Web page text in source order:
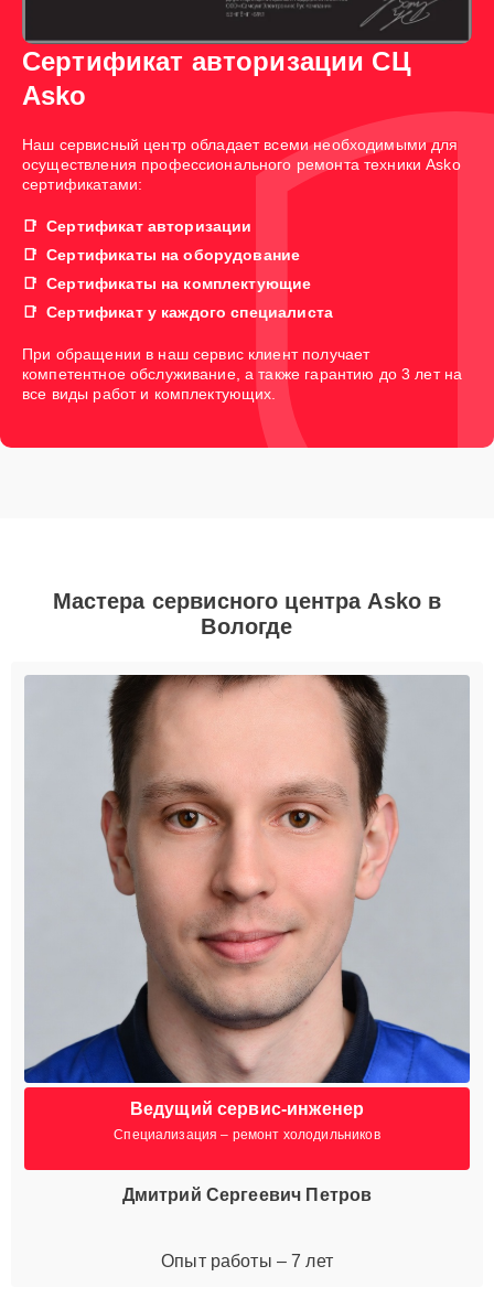
Сертификат авторизации СЦ
Asko
Наш сервисный центр обладает всеми необходимыми для
осуществления профессионального ремонта техники Asko
сертификатами:
Сертификат авторизации
Сертификаты на оборудование
Сертификаты на комплектующие
Сертификат у каждого специалиста
При обращении в наш сервис клиент получает
компетентное обслуживание, а также гарантию до 3 лет на
все виды работ и комплектующих.
Мастера сервисного центра Asko в
Вологде
Ведущий сервис-инженер
Специализация – ремонт холодильников
Дмитрий Сергеевич Петров
Опыт работы – 7 лет